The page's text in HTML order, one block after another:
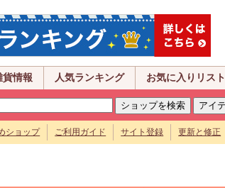
貨情報 人気ランキング お気に入りリスト
ショップ ご利用ガイド サイト登録 更新と修正